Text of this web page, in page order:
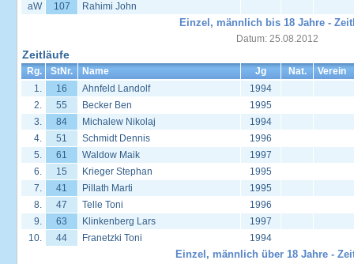
aW
107 Rahimi John
Einzel, männlich bis 18 Jahre -
Datum: 25.08.2012
Zeitläufe
Rg. StNr. Name Jg Nat.
Verein
1.
16 Ahnfeld Landolf
1994
2.
55 Becker Ben
1995
3.
84 Michalew Nikolaj
1994
4.
51 Schmidt Dennis
1996
5.
61 Waldow Maik
1997
6.
15 Krieger Stephan
1995
7.
41 Pillath Marti
1995
8.
47 Telle Toni
1996
9.
63 Klinkenberg Lars
1997
10.
44 Franetzki Toni 1994
Einzel, männlich über 18 Jahre -